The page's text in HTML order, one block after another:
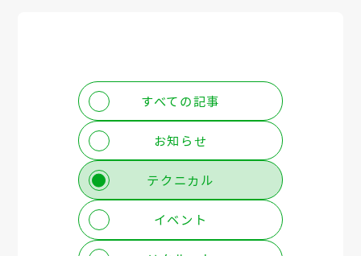
すべての記事
お知らせ
テクニカル
イベント